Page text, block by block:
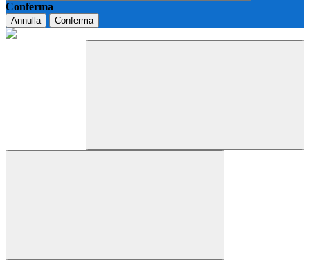
Conferma
Annulla Conferma